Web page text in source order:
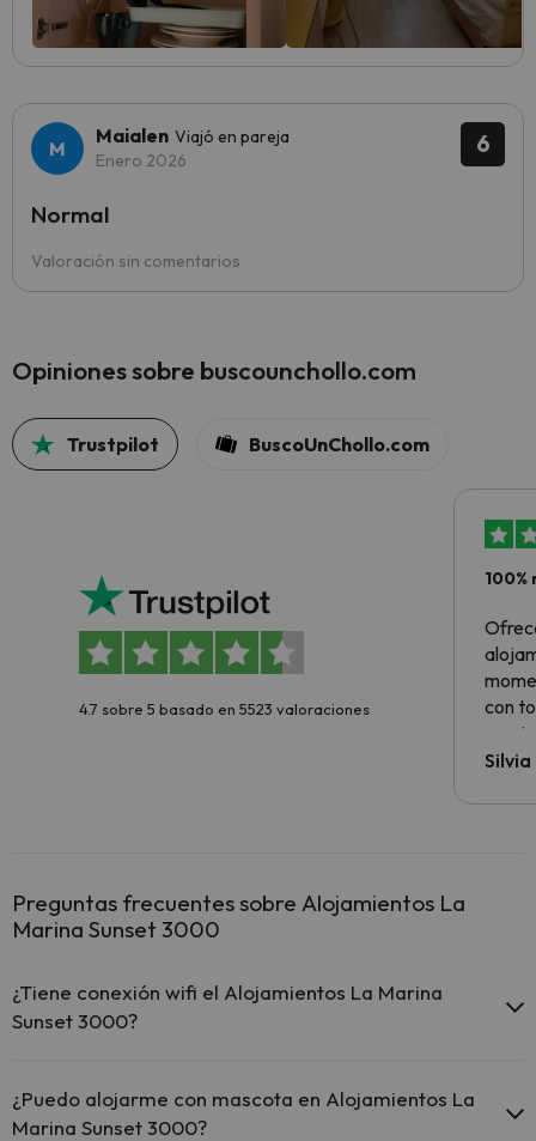
6
Maialen Viajó en pareja
Enero 2026
Valoración sin comentarios
Normal
Opiniones sobre buscounchollo.com
Trustpilot BuscoUnChollo.com
4.7 sobre 5 basado en 5523 valoraciones
con
Preguntas frecuentes sobre Alojamientos La
Marina Sunset 3000
¿Tiene conexión wifi el Alojamientos La Marina
Sunset 3000?
en todo el hotel.
El Alojamientos La Marina Sunset 3000 ofrece Wi-Fi gratuito
¿Puedo alojarme con mascota en Alojamientos La
Marina Sunset 3000?